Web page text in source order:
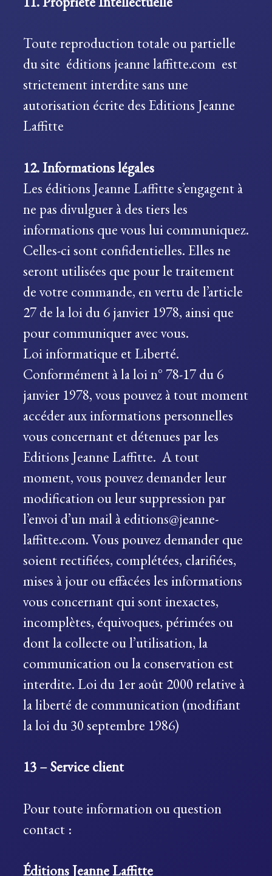
Toute reproduction totale ou partielle
du site éditions jeanne laffitte.com est
strictement interdite sans une
autorisation écrite des Editions Jeanne
Laffitte
12. Informations légales
Les éditions Jeanne Laffitte s’engagent à
ne pas divulguer à des tiers les
informations que vous lui communiquez.
Celles-ci sont confidentielles. Elles ne
seront utilisées que pour le traitement
de votre commande, en vertu de l’article
27 de la loi du 6 janvier 1978, ainsi que
pour communiquer avec vous.
Loi informatique et Liberté.
Conformément à la loi n° 78-17 du 6
janvier 1978, vous pouvez à tout moment
accéder aux informations personnelles
vous concernant et détenues par les
Editions Jeanne Laffitte. A tout
moment, vous pouvez demander leur
modification ou leur suppression par
l’envoi d’un mail à editions@jeanne-
laffitte.com. Vous pouvez demander que
soient rectifiées, complétées, clarifiées,
mises à jour ou effacées les informations
vous concernant qui sont inexactes,
incomplètes, équivoques, périmées ou
dont la collecte ou l’utilisation, la
communication ou la conservation est
interdite. Loi du 1er août 2000 relative à
la liberté de communication (modifiant
la loi du 30 septembre 1986)
13 – Service client
Pour toute information ou question
contact :
Éditions Jeanne Laffitte